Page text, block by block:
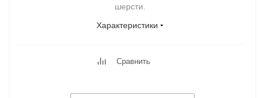
шерсти.
Характеристики
Сравнить